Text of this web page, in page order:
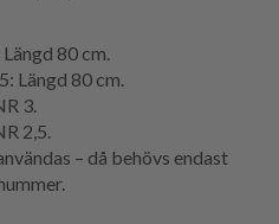
80 cm.
Längd 80 cm.
3.
2,5.
– då behövs endast